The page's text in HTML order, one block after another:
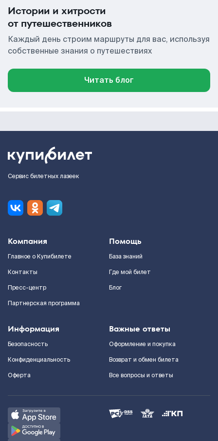
Истории и хитрости
от путешественников
Каждый день строим маршруты для вас, используя
собственные знания о путешествиях
Читать блог
Сервис билетных лазеек
Компания
Главное о Купибилете
Контакты
Пресс-центр
Партнерская программа
Помощь
База знаний
Где мой билет
Блог
Информация
Безопасность
Конфиденциальность
Оферта
Важные ответы
Оформление и покупка
Возврат и обмен билета
Все вопросы и ответы